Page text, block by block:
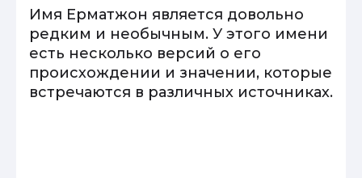
Имя Ерматжон является довольно
редким и необычным. У этого имени
есть несколько версий о его
происхождении и значении, которые
встречаются в различных источниках.